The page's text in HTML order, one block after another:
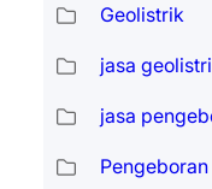
Geolistrik
jasa
jasa
Pengeboran